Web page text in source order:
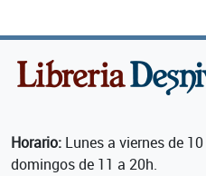
Horario: Lunes a viernes de
domingos de 11 a 20h.